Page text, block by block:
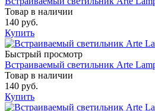
Товар в наличии
140 руб.
Купить
Быстрый просмотр
Встраиваемый светильник Arte
Товар в наличии
140 руб.
Купить